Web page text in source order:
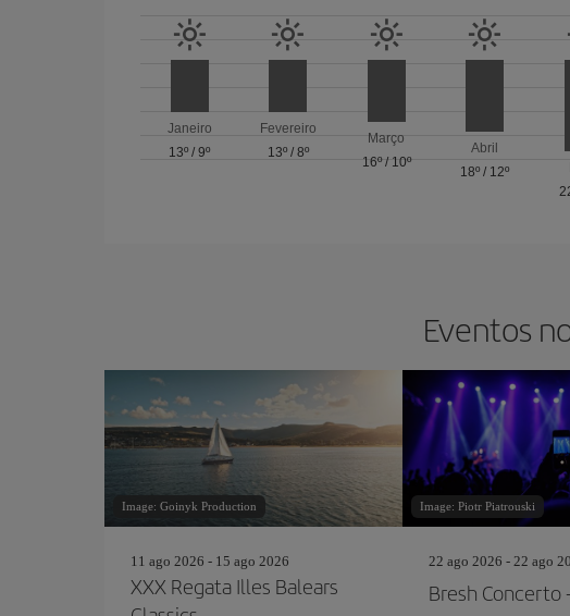
Janeiro
13º /9º
Fevereiro
13º/ 8º
Março
16º/ 10º
Abril
18º / 12º
Eventos
Image: Goinyk Production
11 ago 2026 - 15 ago 2026
XXX Regata Illes Balears
Image: Piotr Piatrouski
22 ago 2026 - 22 ago
Bresh Concerto